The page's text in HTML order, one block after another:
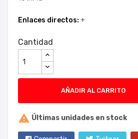
Enlaces directos: +
Cantidad
AÑADIR AL CARRITO
 Últimas unidades en stock